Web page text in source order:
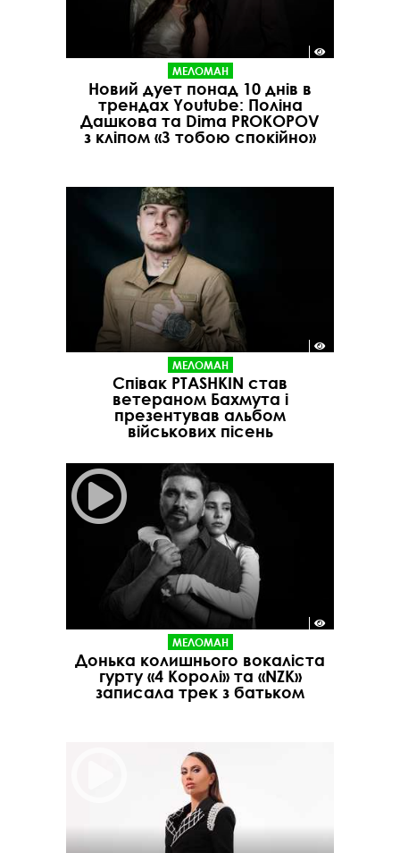
МЕЛОМАН
Новий дует понад 10 днів в
трендах Youtube: Поліна
Дашкова та Dima PROKOPOV
з кліпом «З тобою спокійно»
МЕЛОМАН
Співак PTASHKIN став
ветераном Бахмута і
презентував альбом
військових пісень
МЕЛОМАН
Донька колишнього вокаліста
гурту «4 Королі» та «NZK»
записала трек з батьком